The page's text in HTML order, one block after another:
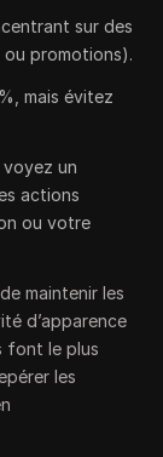
sur des
ou promotions).
mais évitez
un
actions
ou votre
maintenir les
d’apparence
font le plus
les